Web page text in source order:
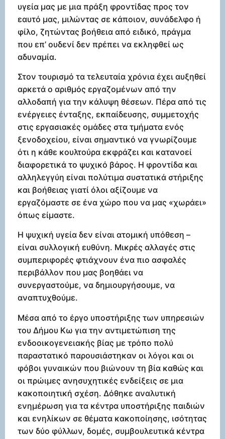
υγεία μας με μια πράξη φροντίδας προς τον
εαυτό μας, μιλώντας σε κάποιον, συνάδελφο ή
φίλο, ζητώντας βοήθεια από ειδικό, πράγμα
που επ’ ουδενί δεν πρέπει να εκληφθεί ως
αδυναμία.
Στον τουρισμό τα τελευταία χρόνια έχει αυξηθεί
αρκετά ο αριθμός εργαζομένων από την
αλλοδαπή για την κάλυψη θέσεων. Πέρα από τις
ενέργειες ένταξης, εκπαίδευσης, συμμετοχής
στις εργασιακές ομάδες στα τμήματα ενός
ξενοδοχείου, είναι σημαντικό να γνωρίζουμε
ότι η κάθε κουλτούρα εκφράζει και κατανοεί
διαφορετικά το ψυχικό βάρος. Η φροντίδα και
αλληλεγγύη είναι πολύτιμα συστατικά στήριξης
και βοήθειας γιατί όλοι αξίζουμε να
εργαζόμαστε σε ένα χώρο που να μας «χωράει»
όπως είμαστε.
Η ψυχική υγεία δεν είναι ατομική υπόθεση –
είναι συλλογική ευθύνη. Μικρές αλλαγές στις
συμπεριφορές φτιάχνουν ένα πιο ασφαλές
περιβάλλον που μας βοηθάει να
συνεργαστούμε, να δημιουργήσουμε, να
αναπτυχθούμε.
Μέσα από το έργο υποστήριξης των υπηρεσιών
του Δήμου Κω για την αντιμετώπιση της
ενδοοικογενειακής βίας με τρόπο πολύ
παραστατικό παρουσιάστηκαν οι λόγοι και οι
φόβοι γυναικών που βιώνουν τη βία καθώς και
οι πρώιμες ανησυχητικές ενδείξεις σε μια
κακοποιητική σχέση. Δόθηκε αναλυτική
ενημέρωση για τα κέντρα υποστήριξης παιδιών
και ενηλίκων σε θέματα κακοποίησης, ισότητας
των δύο φύλλων, δομές, συμβουλευτικά κέντρα